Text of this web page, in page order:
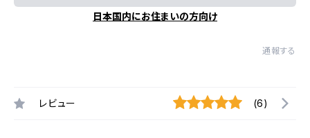
日本国内にお住まいの方向け
通報する
レビュー (6)